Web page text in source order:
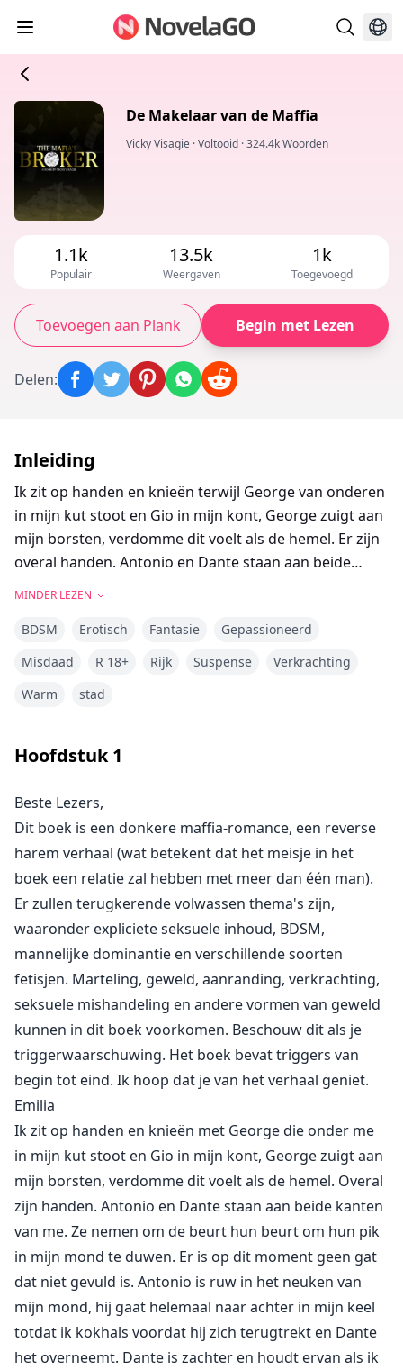
De Makelaar van de Maffia
Vicky Visagie ·Voltooid ·324.4k Woorden
1.1k
Populair
13.5k
Weergaven
1k
Toegevoegd
Toevoegen aan Plank Begin met Lezen
Delen:
Inleiding
Ik zit op handen en knieën terwijl George van onderen
in mijn kut stoot en Gio in mijn kont, George zuigt aan
mijn borsten, verdomme dit voelt als de hemel. Er zijn
overal handen. Antonio en Dante staan aan beide
geen gat dat niet gevuld is. Antonio is ruw in het
neuken van mijn mond, hij gaat helemaal naar de
zich terugtrekt en Dante het overneemt. Dante is
pik speel. Antonio wil gewoon mijn mond neuken
kokhalzen, is het weer Antonio's beurt. Ik voelde mijn
orgasme naderen en het voelt als het beste orgasme
ooit. Ik weet niet zeker of het een goed idee is om
Antonio of Dante's pik in mijn mond te hebben als ik
klaarkom. Ik zou hem eraf kunnen bijten. Ik begon te
kreunen rond Antonio's pik en hij kreunde, Dante
fluisterde in mijn oor wat een braaf meisje ik ben...
Mijn naam is Emilia Rossi, mijn vader was een
makelaar voor een rijke en beruchte maffiafamilie. Hij
stierf een paar jaar geleden en ik besloot zijn zaak
over te nemen, alleen met het verschil dat ik niet voor
slechts één familie ga werken, ik wil voor zoveel
mogelijk misdaadfamilies werken. Je vraagt je
misschien af wat een makelaar doet, nou, wij
verbinden onze klanten met de juiste mensen, of ze nu
op zoek zijn naar vuurwapens, drugs, diamanten,
noem maar op, wij kunnen het regelen. Ik ontmoette
een groep mannen, ze komen uit verschillende
maffiafamilies maar hebben besloten samen te
werken en noemen zichzelf nu D.A.G.G. Dat
veroorzaakte veel problemen met hun vaders. Hun
naam staat voor Dante, Antonio, George en Gio, ja, het
zijn hun namen en ze zijn allemaal bloedheet, maar ik
MINDER LEZEN
BDSM Erotisch Fantasie
Gepassioneerd
Misdaad
R 18+ Rijk Suspense
Verkrachting
Warm
stad
Hoofdstuk1
Beste Lezers,
Dit boek is een donkere maffia-romance, een reverse
harem verhaal (wat betekent dat het meisje in het
boek een relatie zal hebben met meer dan één man).
Er zullen terugkerende volwassen thema's zijn,
waaronder expliciete seksuele inhoud, BDSM,
mannelijke dominantie en verschillende soorten
fetisjen. Marteling, geweld, aanranding, verkrachting,
seksuele mishandeling en andere vormen van geweld
kunnen in dit boek voorkomen. Beschouw dit als je
triggerwaarschuwing. Het boek bevat triggers van
begin tot eind. Ik hoop dat je van het verhaal geniet.
Emilia
Ik zit op handen en knieën met George die onder me
in mijn kut stoot en Gio in mijn kont, George zuigt aan
mijn borsten, verdomme dit voelt als de hemel. Overal
zijn handen. Antonio en Dante staan aan beide kanten
van me. Ze nemen om de beurt hun beurt om hun pik
in mijn mond te duwen. Er is op dit moment geen gat
dat niet gevuld is. Antonio is ruw in het neuken van
mijn mond, hij gaat helemaal naar achter in mijn keel
totdat ik kokhals voordat hij zich terugtrekt en Dante
het overneemt. Dante is zachter en houdt ervan als ik